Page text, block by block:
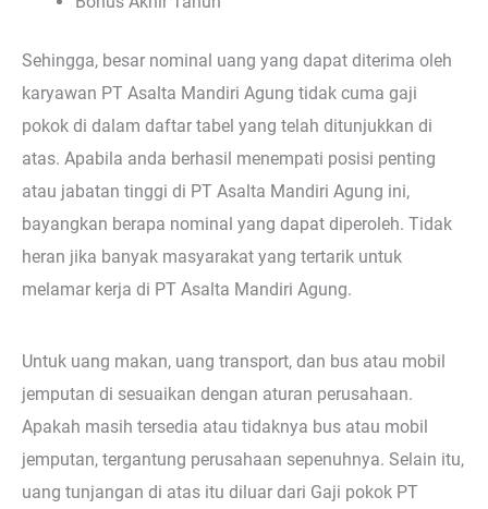
Sehingga, besar nominal uang yang dapat diterima oleh
karyawan PT Asalta Mandiri Agung tidak cuma gaji
pokok di dalam daftar tabel yang telah ditunjukkan di
atas. Apabila anda berhasil menempati posisi penting
atau jabatan tinggi di PT Asalta Mandiri Agung ini,
bayangkan berapa nominal yang dapat diperoleh. Tidak
heran jika banyak masyarakat yang tertarik untuk
melamar kerja di PT Asalta Mandiri Agung.
Untuk uang makan, uang transport, dan bus atau mobil
jemputan di sesuaikan dengan aturan perusahaan.
Apakah masih tersedia atau tidaknya bus atau mobil
jemputan, tergantung perusahaan sepenuhnya. Selain itu,
uang tunjangan di atas itu diluar dari Gaji pokok PT